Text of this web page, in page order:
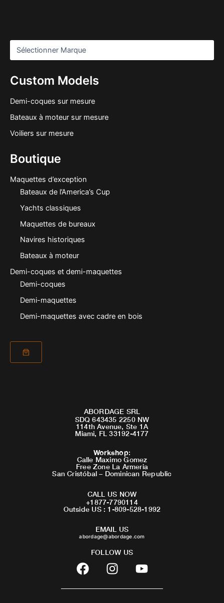
Custom Models
Demi-coques sur mesure
Bateaux à moteur sur mesure
Voiliers sur mesure
Boutique
Maquettes d’exception
Bateaux de l’America’s Cup
Yachts classiques
Maquettes de bureaux
Navires historiques
Bateaux à moteur
Demi-coques et demi-maquettes
Demi-coques
Demi-maquettes
Demi-maquettes avec cadre en bois
ABORDAGE SRL
SDQ 643435 2250 NW
114th Avenue, Ste 1A
Miami, FL 33192-4177
Workshop:
Calle Maximo Gomez
Free Zone La Armeria
San Cristóbal – Dominican Republic
CALL US NOW
+1877-7790114
Outside US : 1-809-528-1992
EMAIL US
abordage@abordage.com
FOLLOW US
F
a
c
I
n
s
Y
o
u